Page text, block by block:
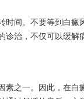
间。不要等到白癜
诊治，不仅可以缓解
之一。因此，在白